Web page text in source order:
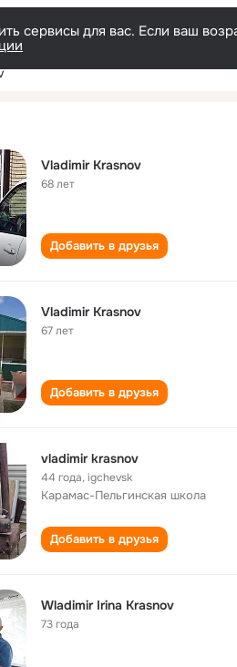
сервисы для вас. Если ваш
Vladimir Krasnov
68 лет
Добавить в друзья
Vladimir Krasnov
67 лет
Добавить в друзья
vladimir krasnov
44 года,igchevsk
Карамас-Пельгинская школа
Добавить в друзья
Wladimir Irina Krasnov
73 года